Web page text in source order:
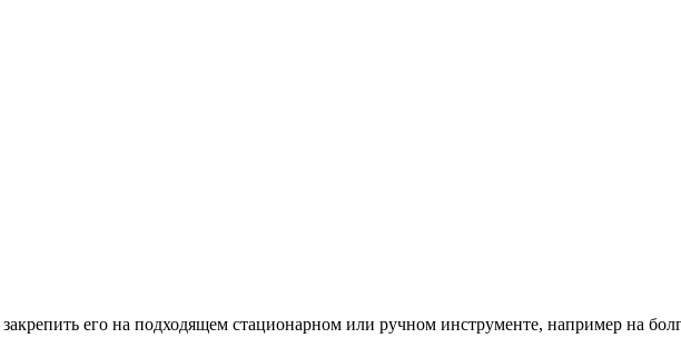
его на подходящем стационарном или ручном инструменте, например на